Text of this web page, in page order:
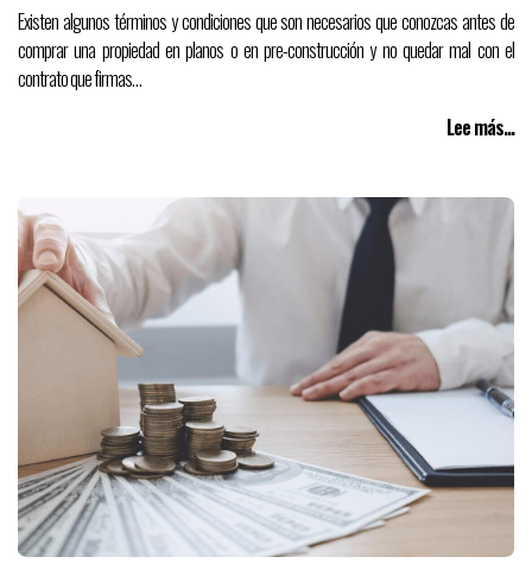
Existen algunos términos y condiciones que son necesarios que conozcas antes de
comprar una propiedad en planos o en pre-construcción y no quedar mal con el
contrato que firmas…
Lee más...